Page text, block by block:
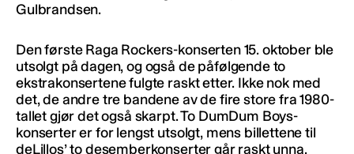
Gulbrandsen.
Den første Raga Rockers-konserten 15. oktober ble
utsolgt på dagen, og også de påfølgende to
ekstrakonsertene fulgte raskt etter. Ikke nok med
det, de andre tre bandene av de fire store fra 1980-
tallet gjør det også skarpt. To DumDum Boys-
konserter er for lengst utsolgt, mens billettene til
deLillos’ to desemberkonserter går raskt unna.